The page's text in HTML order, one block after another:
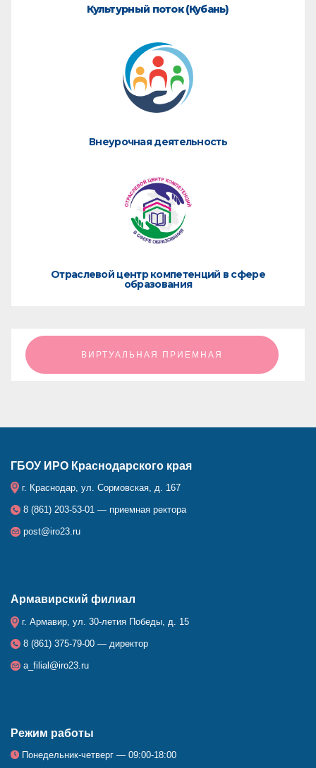
Культурный поток (Кубань)
Внеурочная деятельность
Отраслевой центр компетенций в сфере
образования
ㅤㅤㅤㅤㅤㅤㅤㅤㅤВИРТУАЛЬНАЯ ПРИЕМНАЯㅤㅤㅤㅤㅤㅤㅤㅤㅤ
ГБОУ ИРО Краснодарского края
г. Краснодар, ул. Сормовская, д. 167
8 (861) 203-53-01 — приемная ректора
post@iro23.ru
Армавирский филиал
г. Армавир, ул. 30-летия Победы, д. 15
8 (861) 375-79-00 — директор
a_filial@iro23.ru
Режим работы
Понедельник-четверг — 09:00-18:00